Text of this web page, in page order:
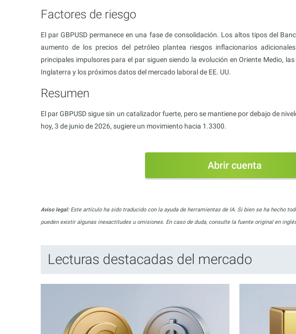
Factores de riesgo
El par GBPUSD permanece en una fase de consolidación. Los altos tipos del
aumento de los precios del petróleo plantea riesgos inflacionarios
principales impulsores para el par siguen siendo la evolución en Oriente Medio,
Inglaterra y los próximos datos del mercado laboral de EE. UU.
Resumen
El par GBPUSD sigue sin un catalizador fuerte, pero se mantiene por debajo de
hoy, 3 de junio de 2026, sugiere un movimiento hacia 1.3300.
Abrir cuenta
Aviso legal:Este artículo ha sido traducido con la ayuda de herramientas de IA. Si bien se ha hecho
pueden existir algunas inexactitudes u omisiones. En caso de duda, consulte la fuente original en
Lecturas destacadas del mercado